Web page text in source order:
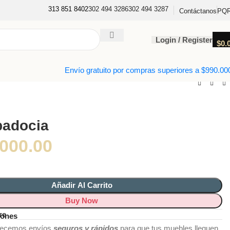
313 851 8402302 494 3286302 494 3287 Contáctanos
Login / Register $
Envío gratuito por compras superiores a
Añadir Al Carrito
Buy Now
envíosseguros y rápidos para que tus muebles lleguen